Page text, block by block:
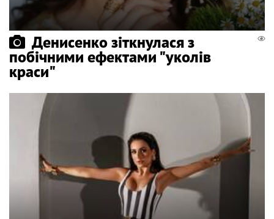
Денисенко зіткнулася з
побічними ефектами "уколів
краси"